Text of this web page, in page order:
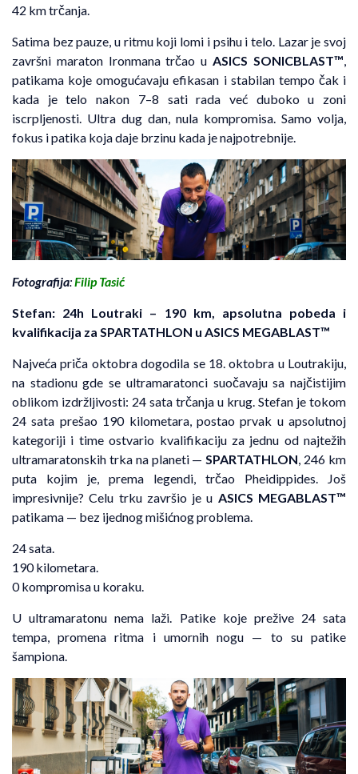
42 km trčanja.
Satima bez pauze, u ritmu koji lomi i psihu i telo. Lazar je svoj
završni maraton Ironmana trčao uASICS SONICBLAST™,
patikama koje omogućavaju efikasan i stabilan tempo čak i
kada je telo nakon 7–8 sati rada već duboko u zoni
iscrpljenosti. Ultra dug dan, nula kompromisa. Samo volja,
fokus i patika koja daje brzinu kada je najpotrebnije.
Fotografija:Filip Tasić
Stefan: 24h Loutraki – 190 km, apsolutna pobeda i
kvalifikacija za SPARTATHLON u ASICS MEGABLAST™
Najveća priča oktobra dogodila se 18. oktobra u Loutrakiju,
na stadionu gde se ultramaratonci suočavaju sa najčistijim
oblikom izdržljivosti: 24 sata trčanja u krug. Stefan je tokom
24 sata prešao 190 kilometara, postao prvak u apsolutnoj
kategoriji i time ostvario kvalifikaciju za jednu od najtežih
ultramaratonskih trka na planeti — SPARTATHLON , 246 km
puta kojim je, prema legendi, trčao Pheidippides. Još
impresivnije? Celu trku završio je u ASICS MEGABLAST™
patikama — bez ijednog mišićnog problema.
24 sata.
190 kilometara.
0 kompromisa u koraku.
U ultramaratonu nema laži. Patike koje prežive 24 sata
tempa, promena ritma i umornih nogu — to su patike
šampiona.